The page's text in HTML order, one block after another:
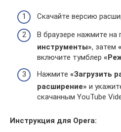
Скачайте версию
В браузере нажмите на
инструменты», затем
включите тумблер
Нажмите «Загрузить
расширение» и
скачанным YouTube
Инструкция для Opera: